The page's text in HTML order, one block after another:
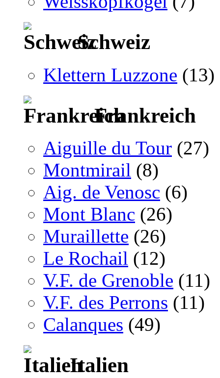
Schweiz
Klettern Luzzone (13)
Frankreich
Aiguille du Tour (27)
Montmirail (8)
Aig. de Venosc (6)
Mont Blanc (26)
Muraillette (26)
Le Rochail (12)
V.F. de Grenoble (11)
V.F. des Perrons (11)
Calanques (49)
Italien